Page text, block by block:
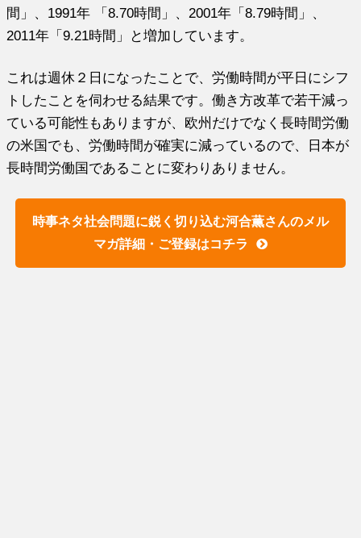
間」、1991年 「8.70時間」、2001年「8.79時間」、
2011年「9.21時間」と増加しています。
これは週休２日になったことで、労働時間が平日にシフ
トしたことを伺わせる結果です。働き方改革で若干減っ
ている可能性もありますが、欧州だけでなく長時間労働
の米国でも、労働時間が確実に減っているので、日本が
長時間労働国であることに変わりありません。
時事ネタ社会問題に鋭く切り込む河合薫さんのメル
マガ詳細・ご登録はコチラ